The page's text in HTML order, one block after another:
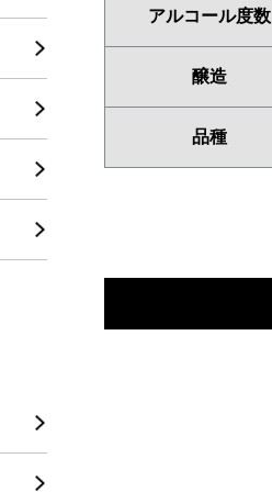
アルコール度数
醸造
品種